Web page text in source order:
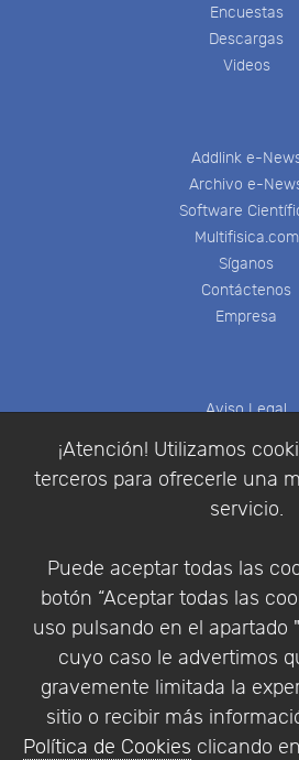
¡Atención! Utilizamos
terceros para ofrecerle una
servicio.
Puede aceptar todas las
botón “Aceptar todas las
uso pulsando en el apartado
cuyo caso le advertimos
gravemente limitada la
sitio o recibir más
Política de Cookies clicando
Encuestas
Descargas
Videos
Addlink e-
Archivo e-
Software
Multifisica.com
Síganos
Contáctenos
Empresa
Aviso Legal
Política de
Condiciones de
Identificarse
Empresa|Aviso Legal|
Política de
© Copyright 1994 - 2026.